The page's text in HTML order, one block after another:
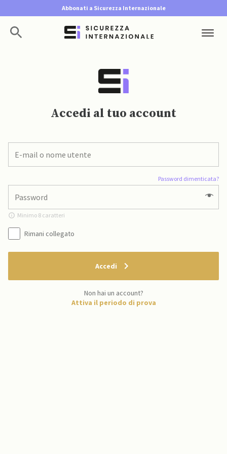
Abbonati a Sicurezza Internazionale
Accedi al tuo account
Password dimenticata?
Minimo 8 caratteri
Rimani collegato
Accedi
Non hai un account?
Attiva il periodo di prova